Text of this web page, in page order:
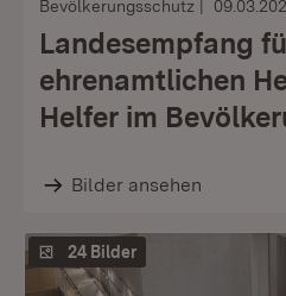
Bevölkerungsschutz
Landesempfang
ehrenamtlichen
Helfer im
Bilder ansehen
24 Bilder